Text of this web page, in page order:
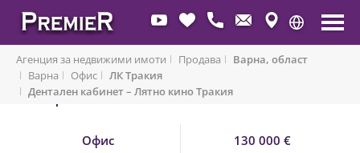
Агенция за недвижими имоти Продава
Варна, област
Варна
Офис
ЛК Тракия
Дентален кабинет – Лятно кино Тракия
Офис 130 000 €